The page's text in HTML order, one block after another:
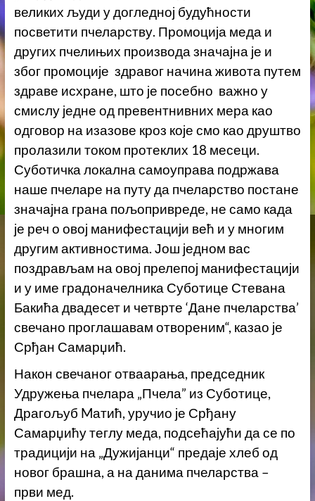
великих људи у догледној будућности
посветити пчеларству. Промоција меда и
других пчелињих производа значајна је и
због промоције здравог начина живота путем
здраве исхране, што је посебно важно у
смислу једне од превентнивних мера као
одговор на изазове кроз које смо као друштво
пролазили током протеклих 18 месеци.
Суботичка локална самоуправа подржава
наше пчеларе на путу да пчеларство постане
значајна грана пољопривреде, не само када
је реч о овој манифестацији већ и у многим
другим активностима. Још једном вас
поздрављам на овој прелепој манифестацији
и у име градоначелника Суботице Стевана
Бакића двадесет и четврте ‘Дане пчеларства’
свечано проглашавам отвореним“, казао је
Срђан Самарџић.
Након свечаног отваарања, председник
Удружења пчелара „Пчела” из Суботице,
Драгољуб Mатић, уручио је Срђану
Самарџићу теглу меда, подсећајући да се по
традицији на „Дужијанци“ предаје хлеб од
новог брашна, а на данима пчеларства –
први мед.